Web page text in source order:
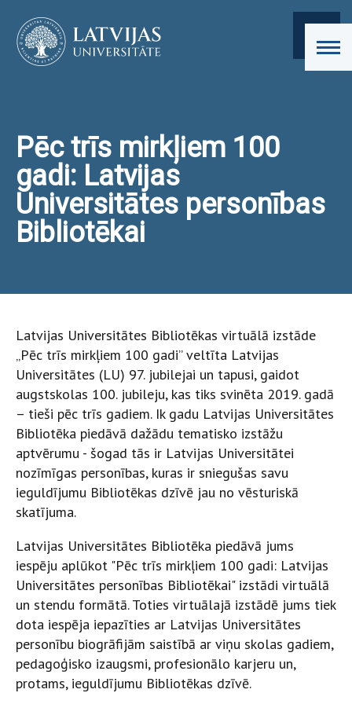
Pēc trīs mirkļiem 100
gadi: Latvijas
Universitātes personības
Bibliotēkai
Latvijas Universitātes Bibliotēkas virtuālā izstāde
„Pēc trīs mirkļiem 100 gadi” veltīta Latvijas
Universitātes (LU) 97. jubilejai un tapusi, gaidot
augstskolas 100. jubileju, kas tiks svinēta 2019. gadā
– tieši pēc trīs gadiem. Ik gadu Latvijas Universitātes
Bibliotēka piedāvā dažādu tematisko izstāžu
aptvērumu - šogad tās ir Latvijas Universitātei
nozīmīgas personības, kuras ir sniegušas savu
ieguldījumu Bibliotēkas dzīvē jau no vēsturiskā
skatījuma.
Latvijas Universitātes Bibliotēka piedāvā jums
iespēju aplūkot "Pēc trīs mirkļiem 100 gadi: Latvijas
Universitātes personības Bibliotēkai" izstādi virtuālā
un stendu formātā. Toties virtuālajā izstādē jums tiek
dota iespēja iepazīties ar Latvijas Universitātes
personību biogrāfijām saistībā ar viņu skolas gadiem,
pedagoģisko izaugsmi, profesionālo karjeru un,
protams, ieguldījumu Bibliotēkas dzīvē.